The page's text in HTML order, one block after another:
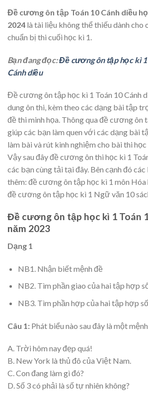
Đề cương ôn tập Toán 10 Cánh diều
2024 là tài liệu không thể thiếu dành cho
chuẩn bị thi cuối học kì 1.
Bạn đang đọc:Đề cương ôn tập học kì 1
Cánh diều
Đề cương ôn tập học kì 1 Toán 10 Cánh
dung ôn thi, kèm theo các dạng bài tập
đề thi minh họa. Thông qua đề cương ôn
giúp các bạn làm quen với các dạng bài
làm bài và rút kinh nghiệm cho bài thi
Vậy sau đây đề cương ôn thi học kì 1
các bạn cùng tải tại đây. Bên cạnh đó
thêm: đề cương ôn tập học kì 1 môn Hóa
đề cương ôn tập học kì 1 Ngữ văn 10
Đề cương ôn tập học kì 1 Toán
năm 2023
Dạng 1
NB1. Nhận biết mệnh đề
NB2. Tìm phần giao của hai tập hợp
NB3. Tìm phần hợp của hai tập hợp số
Câu 1: Phát biểu nào sau đây là một
A. Trời hôm nay đẹp quá!
B. New York là thủ đô của Việt Nam.
C. Con đang làm gì đó?
D. Số 3 có phải là số tự nhiên không?